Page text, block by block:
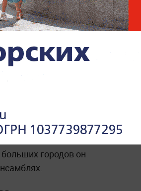
Семенович:
и
наших
в Госдуму
башкирский посёлок
школе. Этот
городов он